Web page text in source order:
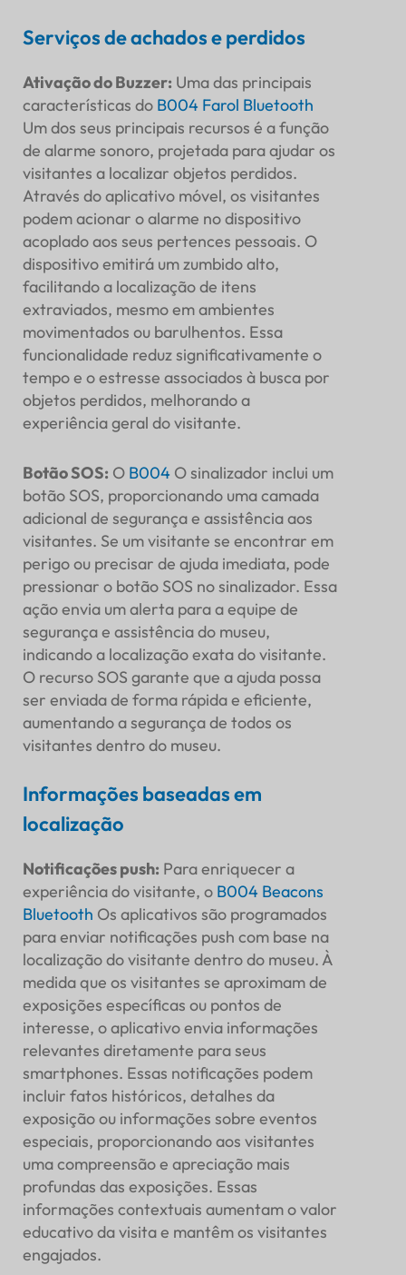
Serviços de achados e perdidos
Ativação do Buzzer: Uma das principais
características do B004 Farol Bluetooth
Um dos seus principais recursos é a função
de alarme sonoro, projetada para ajudar os
visitantes a localizar objetos perdidos.
Através do aplicativo móvel, os visitantes
podem acionar o alarme no dispositivo
acoplado aos seus pertences pessoais. O
dispositivo emitirá um zumbido alto,
facilitando a localização de itens
extraviados, mesmo em ambientes
movimentados ou barulhentos. Essa
funcionalidade reduz significativamente o
tempo e o estresse associados à busca por
objetos perdidos, melhorando a
experiência geral do visitante.
Botão SOS: O B004 O sinalizador inclui um
botão SOS, proporcionando uma camada
adicional de segurança e assistência aos
visitantes. Se um visitante se encontrar em
perigo ou precisar de ajuda imediata, pode
pressionar o botão SOS no sinalizador. Essa
ação envia um alerta para a equipe de
segurança e assistência do museu,
indicando a localização exata do visitante.
O recurso SOS garante que a ajuda possa
ser enviada de forma rápida e eficiente,
aumentando a segurança de todos os
visitantes dentro do museu.
Informações baseadas em
localização
Notificações push: Para enriquecer a
experiência do visitante, o B004 Beacons
Bluetooth Os aplicativos são programados
para enviar notificações push com base na
localização do visitante dentro do museu. À
medida que os visitantes se aproximam de
exposições específicas ou pontos de
interesse, o aplicativo envia informações
relevantes diretamente para seus
smartphones. Essas notificações podem
incluir fatos históricos, detalhes da
exposição ou informações sobre eventos
especiais, proporcionando aos visitantes
uma compreensão e apreciação mais
profundas das exposições. Essas
informações contextuais aumentam o valor
educativo da visita e mantêm os visitantes
engajados.